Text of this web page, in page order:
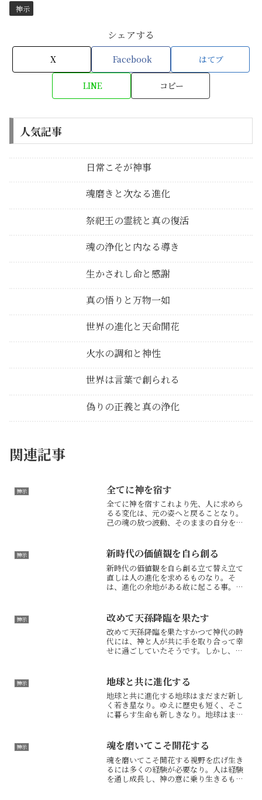
神示
シェアする
X Facebook はてブ
LINE コピー
人気記事
日常こそが神事
魂磨きと次なる進化
祭祀王の霊統と真の復活
魂の浄化と内なる導き
生かされし命と感謝
真の悟りと万物一如
世界の進化と天命開花
火水の調和と神性
世界は言葉で創られる
偽りの正義と真の浄化
関連記事
神示 全てに神を宿す
全てに神を宿すこれより先、人に求めら
るる変化は、元の姿へと戻ることなり。
己の魂の放つ波動、そのままの自分を表
の姿を、本来の姿と思うてはならぬ。本
来の姿を取り戻したる人間...
神示 新時代の価値観を自ら創る
新時代の価値観を自ら創る立て替え立て
直しは人の進化を求めるものなり。そ
は、進化の余地がある故に起こる事。な
こさねば果たされぬ。人同士、争いが絶
えぬ現状では、進化の臨界点...
神示 改めて天孫降臨を果たす
改めて天孫降臨を果たすかつて神代の時
代には、神と人が共に手を取り合って幸
せに過ごしていたそうです。しかし、文
てしまいました。それによって、神とこ
の世界の繋がりのようなも...
神示 地球と共に進化する
地球と共に進化する地球はまだまだ新し
く若き星なり。ゆえに歴史も短く、そこ
に暮らす生命も新しきなり。地球はまだ
練を与え、その成長をまち続けられた
る。なれど人間は知恵も欲望...
神示 魂を磨いてこそ開花する
魂を磨いてこそ開花する視野を広げ生き
るには多くの経験が必要なり。人は経験
を通し成長し、神の意に乗り生きるも